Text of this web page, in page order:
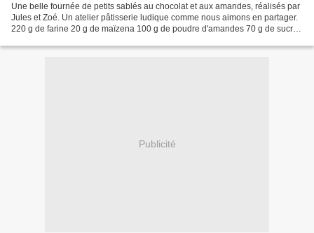
Une belle fournée de petits sablés au chocolat et aux amandes, réalisés par
Jules et Zoé. Un atelier pâtisserie ludique comme nous aimons en partager.
220 g de farine 20 g de maïzena 100 g de poudre d'amandes 70 g de sucre
Publicité